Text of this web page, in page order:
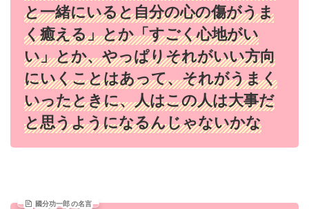
と一緒にいると自分の心の傷がうま
く癒える」とか「すごく心地がい
い」とか、やっぱりそれがいい方向
にいくことはあって、それがうまく
いったときに、人はこの人は大事だ
と思うようになるんじゃないかな
國分功一郎 の名言